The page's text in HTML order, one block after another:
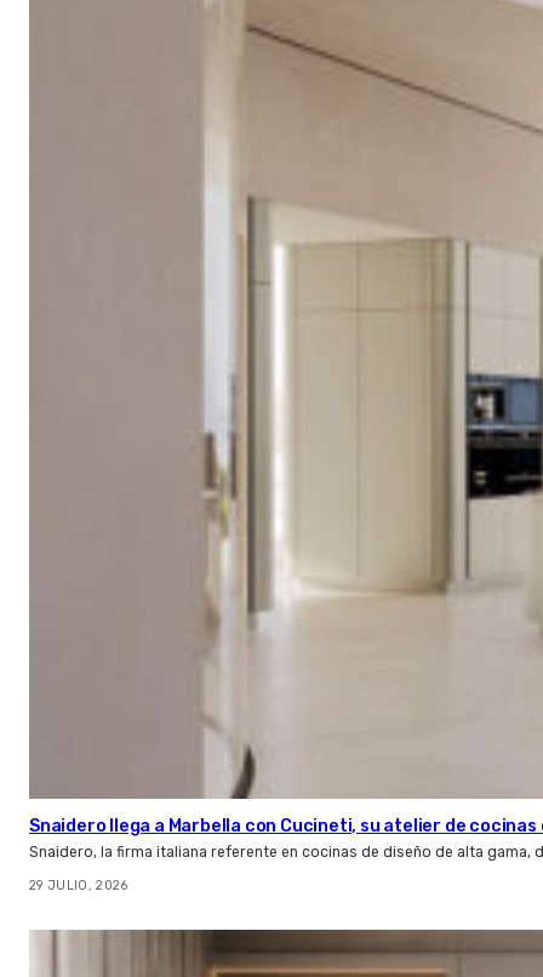
Snaidero llega a Marbella con Cucineti, su atelier de cocinas
Snaidero, la firma italiana referente en cocinas de diseño de alta gama,
29 JULIO, 2026